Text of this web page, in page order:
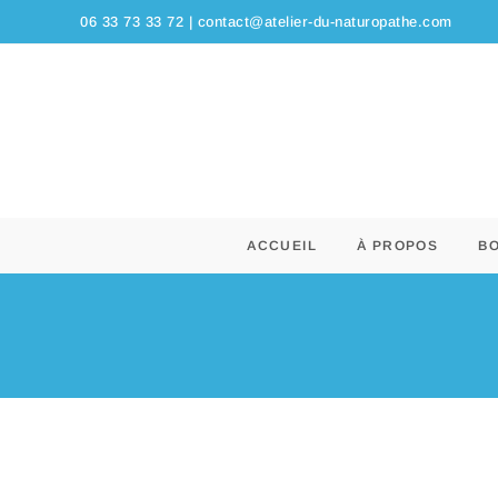
06 33 73 33 72 | contact@atelier-du-naturopathe.com
ACCUEIL À PROPOS